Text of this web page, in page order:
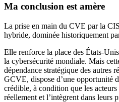
Ma conclusion est amère
La prise en main du CVE par la
hybride, dominée historiquement
Elle renforce la place des États-
la cybersécurité mondiale. Mais
dépendance stratégique des autres
GCVE, dispose d’une opportunité
crédible, à condition que les acteurs
réellement et l’intègrent dans leurs